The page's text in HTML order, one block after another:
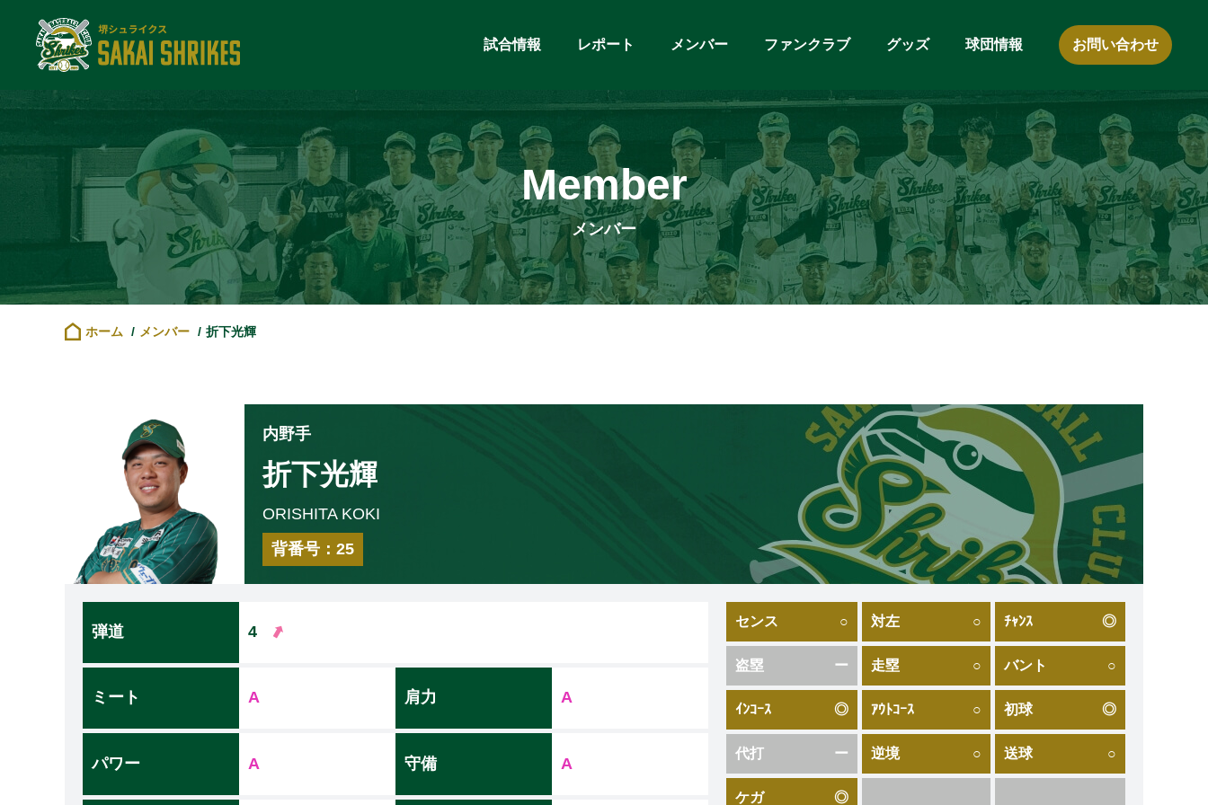
試合情報 レポート メンバー ファンクラブ グッズ 球団情報 お問い合わせ
Member
メンバー
ホーム メンバー 折下光輝
c内野手
折下光輝
ORISHITA KOKI
背番号：25
弾道 4 ➡
ミート A 肩力 A
パワー A 守備 A
センス ○ 対左 ○ ﾁｬﾝｽ ◎
盗塁 ー 走塁 ○ バント ○
ｲﾝｺｰｽ ◎ ｱｳﾄｺｰｽ ○ 初球 ◎
代打 ー 逆境 ○ 送球 ○
ケガ ◎